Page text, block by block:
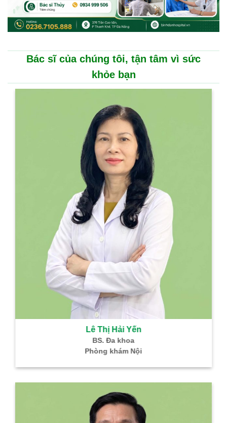
Bác sĩ của chúng tôi, tận tâm vì sức
khỏe bạn
Lê Thị Hải Yến
BS. Đa khoa
Phòng khám Nội